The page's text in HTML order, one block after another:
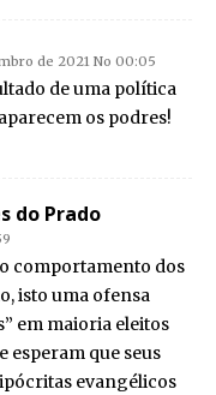
de 2021 No 00:05
de uma política
os podres!
do Prado
comportamento dos
isto uma ofensa
em maioria eleitos
esperam que seus
evangélicos